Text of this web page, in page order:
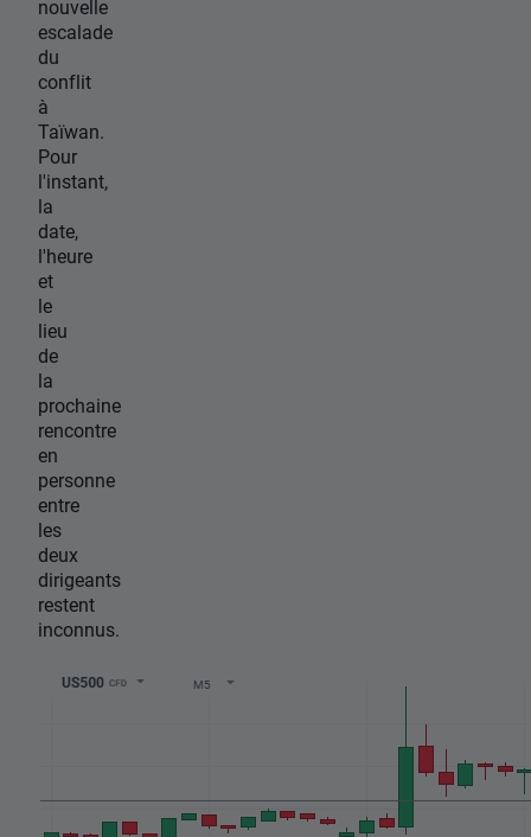
nouvelle
escalade
du
conflit
à
Taïwan.
Pour
l'instant,
la
date,
l'heure
et
le
lieu
de
la
prochaine
rencontre
en
personne
entre
les
deux
dirigeants
restent
inconnus.